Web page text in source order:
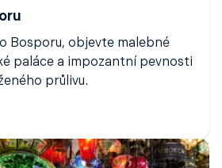
Bosporu, objevte malebné
paláce a impozantní pevnosti
průlivu.